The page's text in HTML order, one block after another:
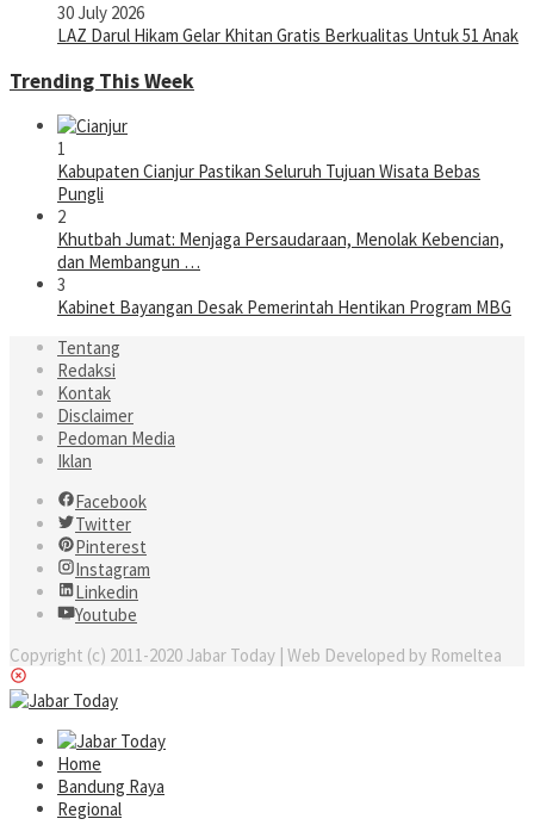
30 July 2026
LAZ Darul Hikam Gelar Khitan Gratis Berkualitas Untuk 51 Anak
Trending This Week
1
Kabupaten Cianjur Pastikan Seluruh Tujuan Wisata Bebas
Pungli
2
Khutbah Jumat: Menjaga Persaudaraan, Menolak Kebencian,
dan Membangun …
3
Kabinet Bayangan Desak Pemerintah Hentikan Program MBG
Tentang
Redaksi
Kontak
Disclaimer
Pedoman Media
Iklan
Facebook
Twitter
Pinterest
Instagram
Linkedin
Youtube
Copyright (c) 2011-2020 Jabar Today | Web Developed by Romeltea
Home
Bandung Raya
Regional